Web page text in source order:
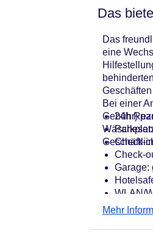
Das
Das
eine
Bei einer
Gebühr)
24h
Check-
Check-
Garage:
WLAN/
Lift
Mehr